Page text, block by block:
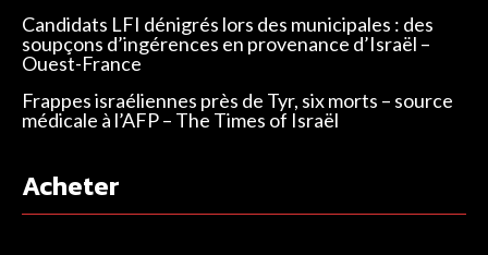
Candidats LFI dénigrés lors des municipales : des
soupçons d’ingérences en provenance d’Israël –
Ouest-France
Frappes israéliennes près de Tyr, six morts – source
médicale à l’AFP – The Times of Israël
Acheter